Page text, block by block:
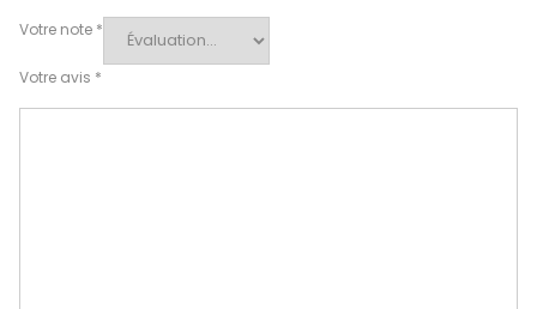
Votre note *
Votre avis *